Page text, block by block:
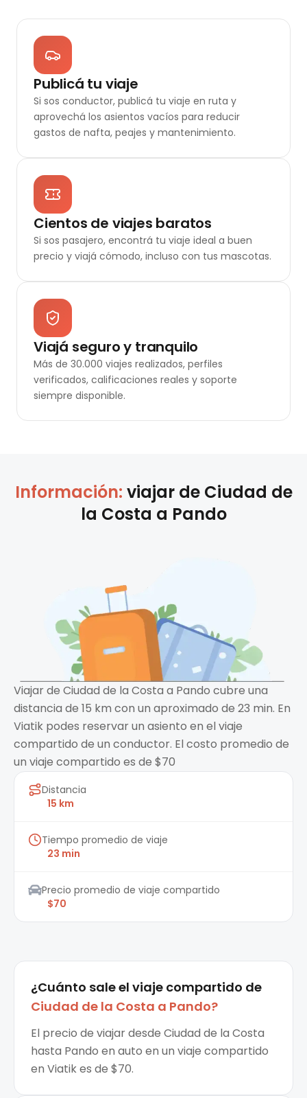
Publicá tu viaje
Si sos conductor, publicá tu viaje en ruta y
aprovechá los asientos vacíos para reducir
gastos de nafta, peajes y mantenimiento.
Cientos de viajes baratos
Si sos pasajero, encontrá tu viaje ideal a buen
precio y viajá cómodo, incluso con tus mascotas.
Viajá seguro y tranquilo
Más de 30.000 viajes realizados, perfiles
verificados, calificaciones reales y soporte
siempre disponible.
Información: viajar de Ciudad de
la Costa a Pando
Viajar de Ciudad de la Costa a Pando cubre una
distancia de 15 km con un aproximado de 23 min. En
Viatik podes reservar un asiento en el viaje
compartido de un conductor. El costo promedio de
un viaje compartido es de $70
Distancia
15 km
Tiempo promedio de viaje
23 min
Precio promedio de viaje compartido
$70
¿Cuánto sale el viaje compartido de
Ciudad de la Costa a Pando?
El precio de viajar desde Ciudad de la Costa
hasta Pando en auto en un viaje compartido
en Viatik es de $70.